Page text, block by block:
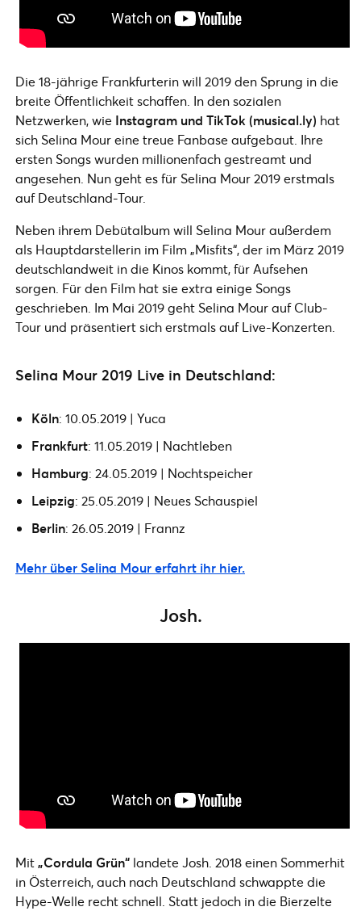
Die 18-jährige Frankfurterin will 2019 den Sprung in die
breite Öffentlichkeit schaffen. In den sozialen
Netzwerken, wie Instagram und TikTok (musical.ly) hat
sich Selina Mour eine treue Fanbase aufgebaut. Ihre
ersten Songs wurden millionenfach gestreamt und
angesehen. Nun geht es für Selina Mour 2019 erstmals
auf Deutschland-Tour.
Neben ihrem Debütalbum will Selina Mour außerdem
als Hauptdarstellerin im Film „Misfits“, der im März 2019
deutschlandweit in die Kinos kommt, für Aufsehen
sorgen. Für den Film hat sie extra einige Songs
geschrieben. Im Mai 2019 geht Selina Mour auf Club-
Tour und präsentiert sich erstmals auf Live-Konzerten.
Selina Mour 2019 Live in Deutschland:
Köln: 10.05.2019 | Yuca
Frankfurt: 11.05.2019 | Nachtleben
Hamburg: 24.05.2019 | Nochtspeicher
Leipzig: 25.05.2019 | Neues Schauspiel
Berlin: 26.05.2019 | Frannz
Mehr über Selina Mour erfahrt ihr hier.
Josh.
Mit„Cordula Grün“ landete Josh. 2018 einen Sommerhit
in Österreich, auch nach Deutschland schwappte die
Hype-Welle recht schnell. Statt jedoch in die Bierzelte